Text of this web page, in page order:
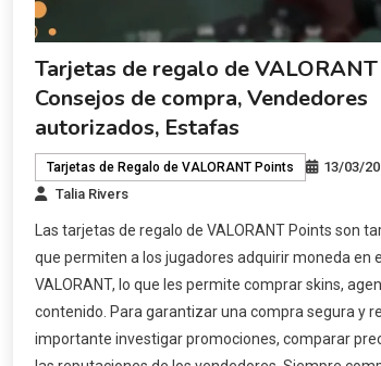
Tarjetas de regalo de
Consejos de compra, Vendedores
autorizados, Estafas
Tarjetas de Regalo de VALORANT Points
13/03/
Talia Rivers
Las tarjetas de regalo de VALORANT Points son
que permiten a los jugadores adquirir moneda en
VALORANT, lo que les permite comprar skins,
contenido. Para garantizar una compra segura y
importante investigar promociones, comparar